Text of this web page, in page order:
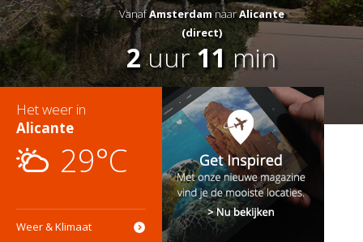
VanafAmsterdamnaarAlicante
(direct)
2uur11min
Het weer in
Alicante
29°C
Weer & Klimaat